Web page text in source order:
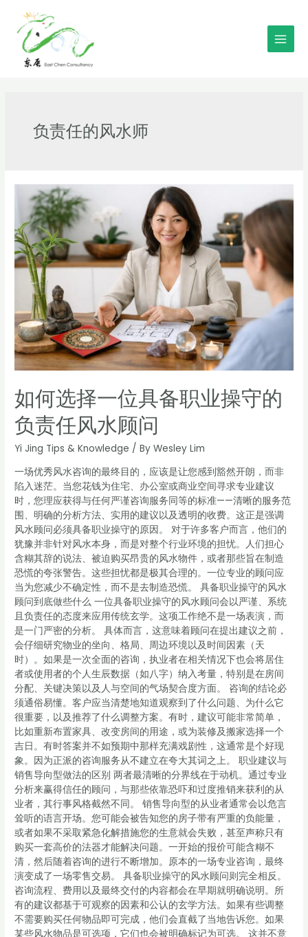
content
Main
负责任的风水师
如何选择一位具备职业操守的
负责任风水顾问
Yi Jing Tips & Knowledge / ByWesley Lim
一场优秀风水咨询的最终目的，应该是让您感到豁然开朗，而非
陷入迷茫。当您花钱为住宅、办公室或商业空间寻求专业建议
时，您理应获得与任何严谨咨询服务同等的标准——清晰的服务范
围、明确的分析方法、实用的建议以及透明的收费。这正是强调
风水顾问必须具备职业操守的原因。 对于许多客户而言，他们的
犹豫并非针对风水本身，而是对整个行业环境的担忧。人们担心
含糊其辞的说法、被迫购买昂贵的风水物件，或者那些旨在制造
恐慌的夸张警告。这些担忧都是极其合理的。一位专业的顾问应
当为您减少不确定性，而不是去制造恐慌。 具备职业操守的风水
顾问到底做些什么 一位具备职业操守的风水顾问会以严谨、系统
且负责任的态度来应用传统玄学。这项工作绝不是一场表演，而
是一门严密的分析。 具体而言，这意味着顾问在提出建议之前，
会仔细研究物业的坐向、格局、周边环境以及时间因素（天
时）。如果是一次全面的咨询，执业者在相关情况下也会将居住
者或使用者的个人生辰数据（如八字）纳入考量，特别是在房间
分配、关键决策以及人与空间的气场契合度方面。 咨询的结论必
须通俗易懂。客户应当清楚地知道观察到了什么问题、为什么它
很重要，以及推荐了什么调整方案。有时，建议可能非常简单，
比如重新布置家具、改变房间的用途，或为装修及搬家选择一个
吉日。有时答案并不如预期中那样充满戏剧性，这通常是个好现
象。因为正派的咨询服务从不建立在夸大其词之上。 职业建议与
销售导向型做法的区别 两者最清晰的分界线在于动机。通过专业
分析来赢得信任的顾问，与那些依靠恐吓和过度推销来获利的从
业者，其行事风格截然不同。 销售导向型的从业者通常会以危言
耸听的语言开场。您可能会被告知您的房子带有严重的负能量，
或者如果不采取紧急化解措施您的生意就会失败，甚至声称只有
购买一套高价的法器才能解决问题。一开始的报价可能含糊不
清，然后随着咨询的进行不断增加。原本的一场专业咨询，最终
演变成了一场零售交易。 具备职业操守的风水顾问则完全相反。
咨询流程、费用以及最终交付的内容都会在早期就明确说明。所
有的建议都基于可观察的因素和公认的玄学方法。如果有些调整
不需要购买任何物品即可完成，他们会直截了当地告诉您。如果
某些风水物品是可选项，它们也会被明确标记为可选。 这并不意